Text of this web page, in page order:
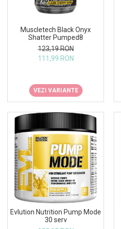
Vitamine bărbați / femei
Îngrijire personală
Insulated
Kevin Levrone
Muscle Pharm
Muscletech
Mutant
Neocell
Nordic Naturals
NOW Foods
Nutrend
Nutrex
Olimp Sport Nutrition
Optimum Nutrition
Muscletech Black Onyx
Shatter Pumped8
123,19 RON
111,99 RON
VEZI VARIANTE
Evlution Nutrition Pump Mode
30 serv